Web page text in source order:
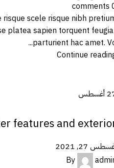
comments
scele risque nibh
platea sapien torquent
parturient hac amet.
Continue
أغسطس
features and
27, 2021
By